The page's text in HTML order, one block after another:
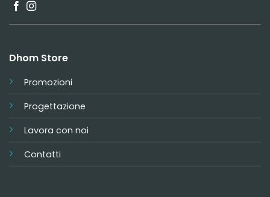
Dhom Store
Promozioni
Progettazione
Lavora con noi
Contatti